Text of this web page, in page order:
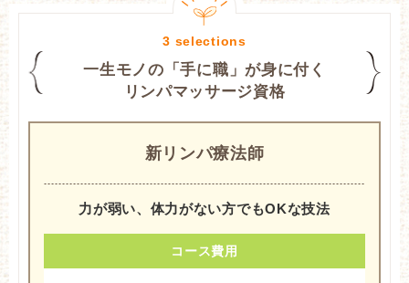
一生モノの「手に職」が身に付く
リンパマッサージ資格
新リンパ療法師
力が弱い、体力がない方でもOKな技法
コース費用